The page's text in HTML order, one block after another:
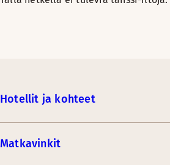
Hotellit ja kohteet
Matkavinkit